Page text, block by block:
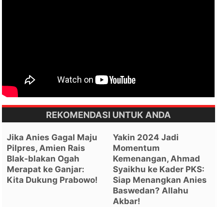
REKOMENDASI UNTUK ANDA
Jika Anies Gagal Maju
Pilpres, Amien Rais
Blak-blakan Ogah
Merapat ke Ganjar:
Kita Dukung Prabowo!
Yakin 2024 Jadi
Momentum
Kemenangan, Ahmad
Syaikhu ke Kader PKS:
Siap Menangkan Anies
Baswedan? Allahu
Akbar!